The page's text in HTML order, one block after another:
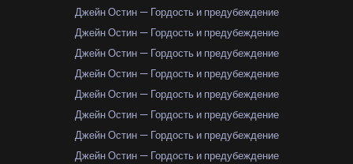
Джейн Остин — Гордость и предубеждение
Джейн Остин — Гордость и предубеждение
Джейн Остин — Гордость и предубеждение
Джейн Остин — Гордость и предубеждение
Джейн Остин — Гордость и предубеждение
Джейн Остин — Гордость и предубеждение
Джейн Остин — Гордость и предубеждение
Джейн Остин — Гордость и предубеждение